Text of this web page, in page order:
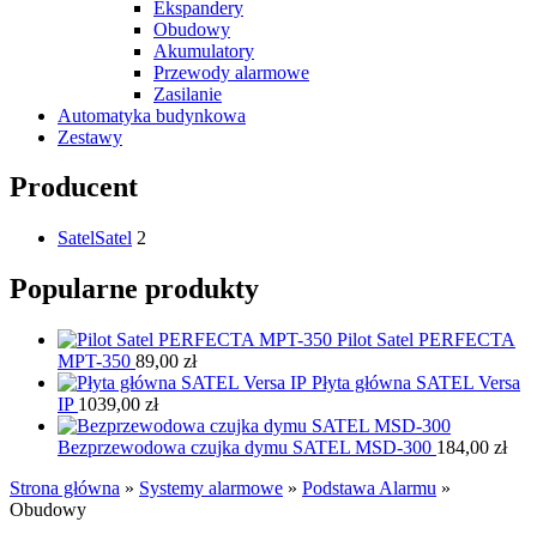
Ekspandery
Obudowy
Akumulatory
Przewody alarmowe
Zasilanie
Automatyka budynkowa
Zestawy
Producent
SatelSatel 2
Popularne produkty
Pilot Satel PERFECTA
MPT-350 89,00 zł
Płyta główna SATEL Versa
IP 1039,00 zł
Bezprzewodowa czujka dymu SATEL MSD-300 184,00 zł
Strona główna » Systemy alarmowe » Podstawa Alarmu »
Obudowy